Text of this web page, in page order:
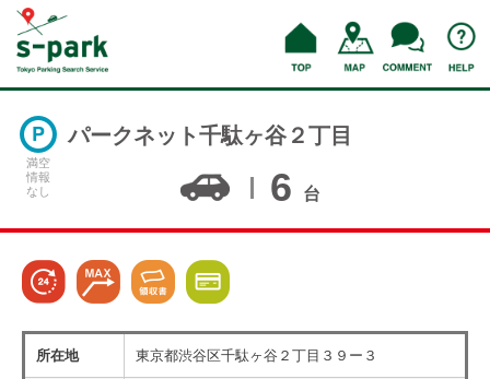
満空
情報
なし
パークネット千駄ヶ谷２丁目
6 台
所在地 東京都渋谷区千駄ヶ谷２丁目３９ー３